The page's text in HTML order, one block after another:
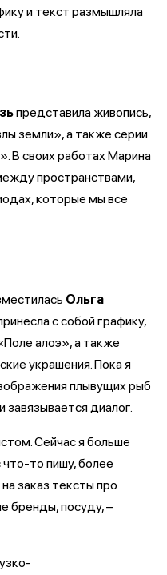
и текст размышляла
представила живопись,
земли», а также серии
В своих работах Марина
пространствами,
которые мы все
Ольга
с собой графику,
алоэ», а также
украшения. Пока я
плывущих рыб
диалог.
Сейчас я больше
что-то пишу, более
заказ тексты про
бренды, посуду, –